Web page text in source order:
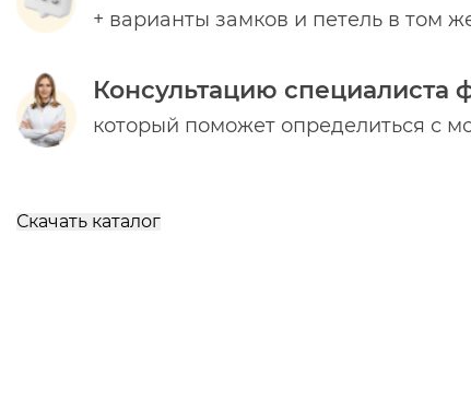
+ варианты замков и петель в том
Консультацию специалиста
который поможет определиться с
Скачать каталог